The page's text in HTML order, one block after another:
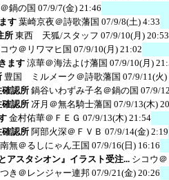
鍋の国 07/9/7(金) 21:46
す 葉崎京夜＠詩歌藩国 07/9/8(土) 4:33
所 東西 天狐/スタッフ 07/9/10(月) 20:53
ウ＠リワマヒ国 07/9/10(月) 21:02
ます 涼華＠海法よけ藩国 07/9/10(月)
豊国 ミルメーク＠詩歌藩国 07/9/11(火)
確認所 鍋谷いわずみ子名＠鍋の国 07/9/
確認所 冴月＠無名騎士藩国 07/9/13(木)
金村佑華＠ＦＥＧ 07/9/13(木) 21:54
確認所 阿部火深＠ＦＶＢ 07/9/14(金) 2:19
南無＠るしにゃん王国 07/9/16(日) 16:16
アスタシオン』イラスト受注... シコウ
き＠レンジャー連邦 07/9/21(金) 20:26